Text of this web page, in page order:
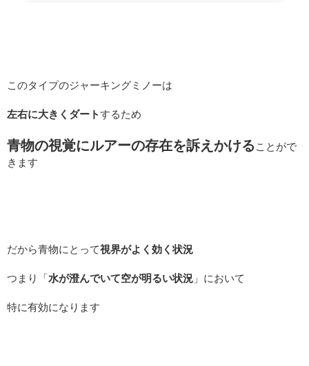
このタイプのジャーキングミノーは
左右に大きくダートするため
青物の視覚にルアーの存在を訴えかける ことがで
きます
だから青物にとって視界がよく効く状況
つまり「水が澄んでいて空が明るい状況 」において
特に有効になります